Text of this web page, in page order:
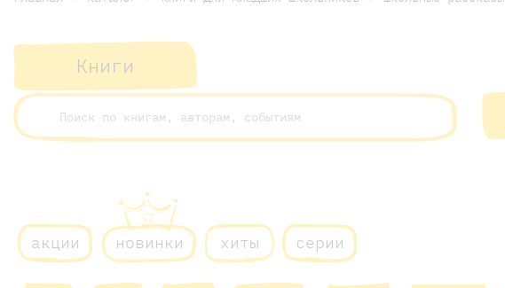
Книги
малышам и
дошкольникам
младшим школьникам подросткам
акции новинки хиты серии